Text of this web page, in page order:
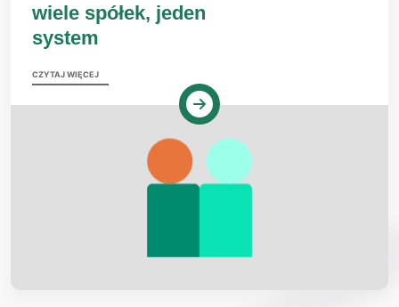
wiele spółek, jeden
system
CZYTAJ WIĘCEJ